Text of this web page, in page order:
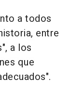
a todos
entre
a los
que